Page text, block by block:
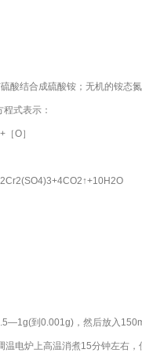
酸结合成硫酸铵；无机的铵
式表示：
O］
到0.001g)，然后放入
电炉上高温消煮15分钟左